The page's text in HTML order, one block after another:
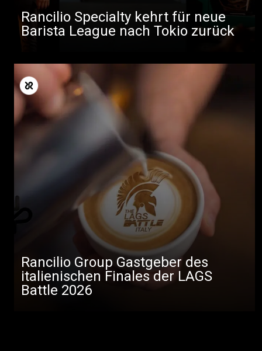
Rancilio Specialty kehrt für neue
Barista League nach Tokio zurück
Rancilio Group Gastgeber des
italienischen Finales der LAGS
Battle 2026